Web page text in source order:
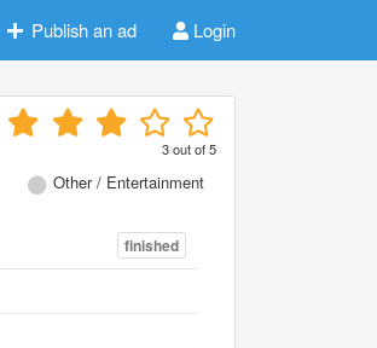
Publish an ad Login
3out of5
Other / Entertainment
finished